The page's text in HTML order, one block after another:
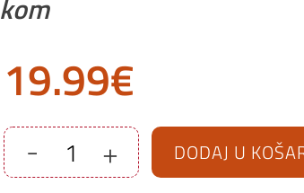
kom
19.99€
-
Stephen
+ DODAJ U